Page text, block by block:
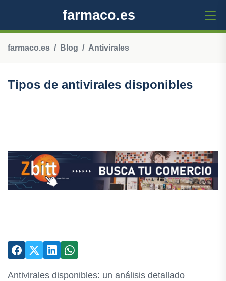
farmaco.es
farmaco.es Blog Antivirales
Tipos de antivirales disponibles
Antivirales disponibles: un análisis detallado